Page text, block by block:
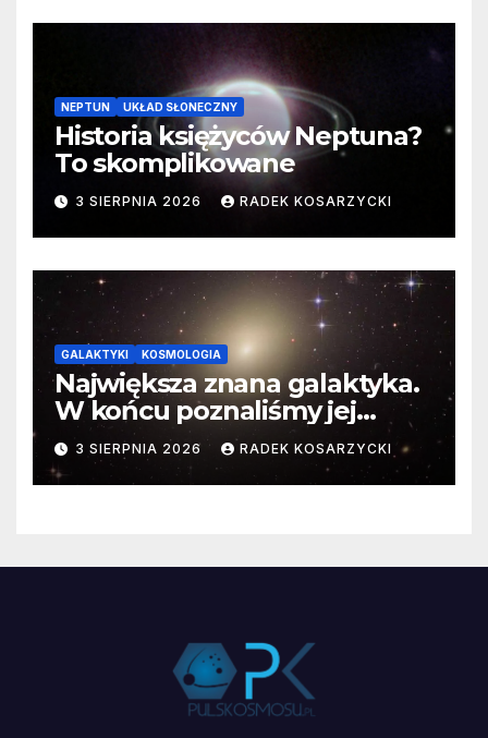
NEPTUN UKŁAD SŁONECZNY
Historia księżyców Neptuna?
To skomplikowane
3 SIERPNIA 2026 RADEK KOSARZYCKI
GALAKTYKI KOSMOLOGIA
Największa znana galaktyka.
W końcu poznaliśmy jej
faktyczne wymiary
3 SIERPNIA 2026 RADEK KOSARZYCKI